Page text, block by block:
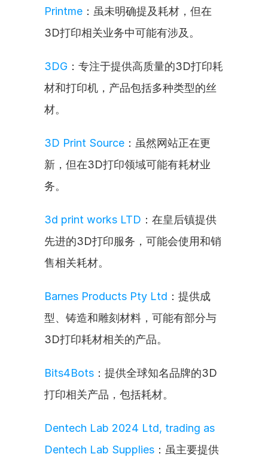
Printme ：虽未明确提及耗材，但在
3D打印相关业务中可能有涉及。
3DG ：专注于提供高质量的3D打印耗
材和打印机，产品包括多种类型的丝
材。
3D Print Source ：虽然网站正在更
新，但在3D打印领域可能有耗材业
务。
3d print works LTD ：在皇后镇提供
先进的3D打印服务，可能会使用和销
售相关耗材。
Barnes Products Pty Ltd ：提供成
型、铸造和雕刻材料，可能有部分与
3D打印耗材相关的产品。
Bits4Bots ：提供全球知名品牌的3D
打印相关产品，包括耗材。
Dentech Lab 2024 Ltd, trading as
Dentech Lab Supplies ：虽主要提供